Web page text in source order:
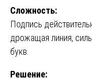
Сложность:
Подпись
дрожащая линия,
букв.
Решение: